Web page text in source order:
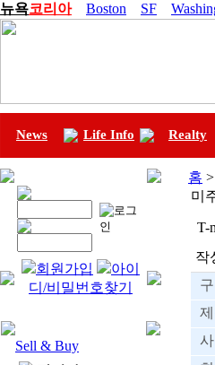
뉴욕코리아 Boston SF
News Life Info Realty
회원가입
아이
디/비밀번호찾기
Sell & Buy
홈 >
미
T-
작